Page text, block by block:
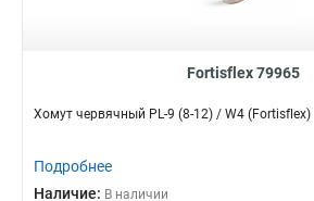
Fortisflex 79965
Хомут червячный PL-9 (8-12) / W4 (Fortisflex)
Подробнее
Наличие: В наличии